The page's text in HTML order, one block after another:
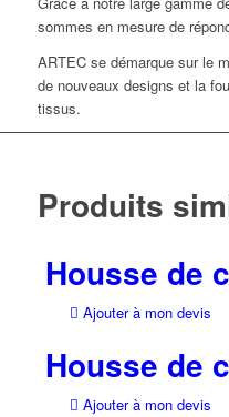
sommes en mesure de
ARTEC se démarque sur le
de nouveaux designs et la
tissus.
Produits
Housse de
Ajouter à mon devis
Housse de
Ajouter à mon devis